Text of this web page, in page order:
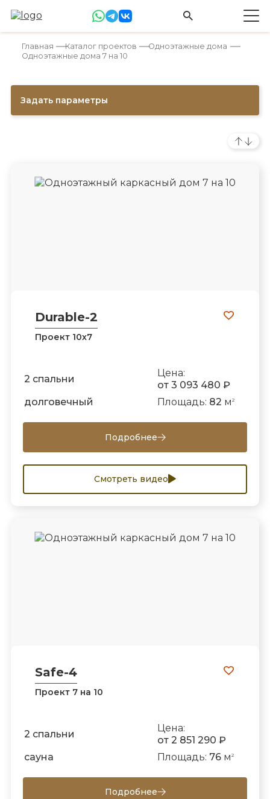
Главная Каталог проектов
Одноэтажные дома
Одноэтажные дома 7 на 10
Задать параметры
Durable-2
Проект 10х7
2 спальни
Цена:
от 3 093 480 ₽
долговечный
Площадь: 82 м 2
Подробнее
Смотреть видео
Safe-4
Проект 7 на 10
2 спальни
Цена:
от 2 851 290 ₽
сауна
Площадь: 76м 2
Подробнее